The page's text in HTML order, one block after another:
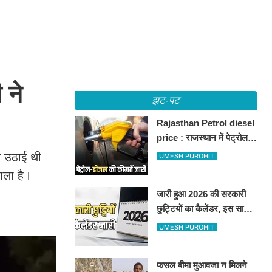
ने
थी
है।
झट-पट
Rajasthan Petrol diesel
price : राजस्थान में पेट्रोल-
डीजल की कीमतें जारी, जानिए
UMESH PUROHIT
जारी हुआ 2026 की सरकारी
छुट्टियों का कैलेंडर, इस साल
कई बार मिलेगा लगातार
UMESH PUROHIT
फसल बीमा मुआवजा न मिलने